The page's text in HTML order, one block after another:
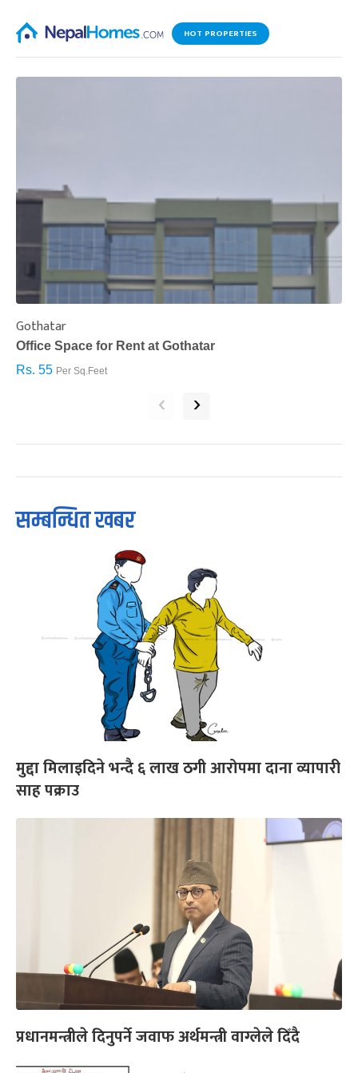
HOT PROPERTIES
Gothatar
Office Space for Rent at Gothatar
Rs. 55 Per Sq.Feet
‹ ›
सम्बन्धित खबर
मुद्दा मिलाइदिने भन्दै ६ लाख ठगी आरोपमा दाना व्यापारी
साह पक्राउ
प्रधानमन्त्रीले दिनुपर्ने जवाफ अर्थमन्त्री वाग्लेले दिँदै